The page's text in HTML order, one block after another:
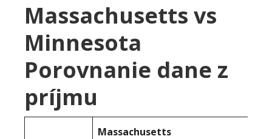
Massachusetts vs
Minnesota
Porovnanie dane z
príjmu
Massachusetts